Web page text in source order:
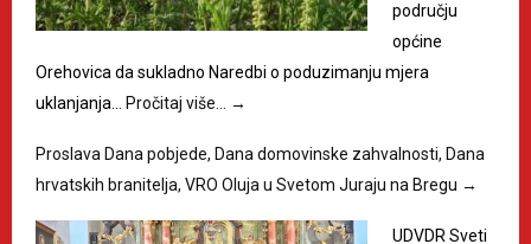
području
općine
Orehovica da sukladno Naredbi o poduzimanju mjera
uklanjanja… Pročitaj više… →
Proslava Dana pobjede, Dana domovinske zahvalnosti, Dana
hrvatskih branitelja, VRO Oluja u Svetom Juraju na Bregu →
UDVDR Sveti